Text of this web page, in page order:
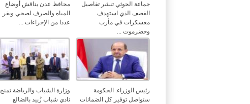
جماعة الحوثي تنشر تفاصيل
القصف الذي استهدف
معسكرات في مأرب
وحضرموت ...
محافظ عدن يناقش أوضاع
المياه والصرف لصحي ويقر
عددا من الإجراءات ...
رئيس الوزراء: الحكومة
ستواصل توفير كل الضمانات
وزارة الشباب والرياضة تمنح
نادي شباب زُبيد بالضالع